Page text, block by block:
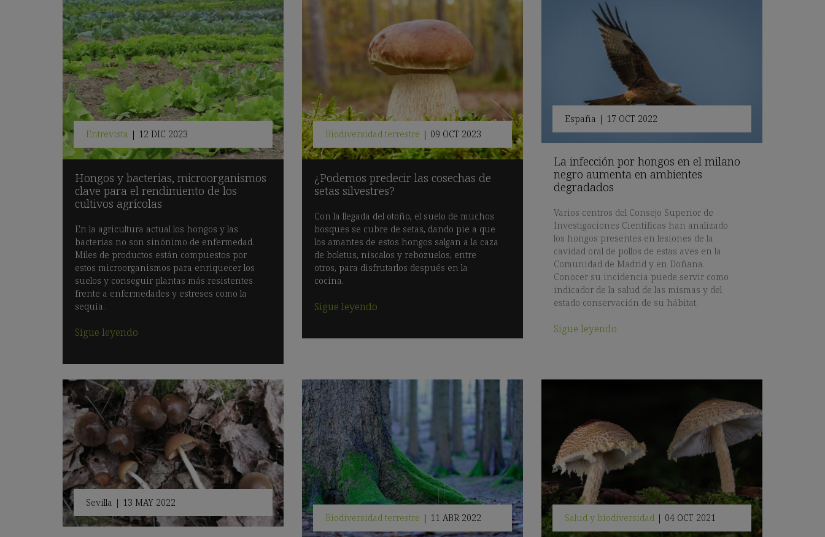
Entrevista | 12 DIC 2023
Hongos y bacterias, microorganismos
clave para el rendimiento de los
cultivos agrícolas
En la agricultura actual los hongos y las
bacterias no son sinónimo de enfermedad.
Miles de productos están compuestos por
estos microorganismos para enriquecer los
suelos y conseguir plantas más resistentes
frente a enfermedades y estreses como la
sequía.
Sigue leyendo
Biodiversidad terrestre | 09 OCT 2023
¿Podemos predecir las cosechas de
setas silvestres?
Con la llegada del otoño, el suelo de muchos
bosques se cubre de setas, dando pie a que
los amantes de estos hongos salgan a la caza
de boletus, níscalos y rebozuelos, entre
otros, para disfrutarlos después en la
cocina.
Sigue leyendo
España | 17 OCT 2022
La infección por hongos en el milano
negro aumenta en ambientes
degradados
Varios centros del Consejo Superior de
Investigaciones Científicas han analizado
los hongos presentes en lesiones de la
cavidad oral de pollos de estas aves en la
Comunidad de Madrid y en Doñana.
Conocer su incidencia puede servir como
indicador de la salud de las mismas y del
estado conservación de su hábitat.
Sigue leyendo
Sevilla | 13 MAY 2022
Biodiversidad terrestre | 11 ABR 2022 Salud y biodiversidad | 04 OCT 2021